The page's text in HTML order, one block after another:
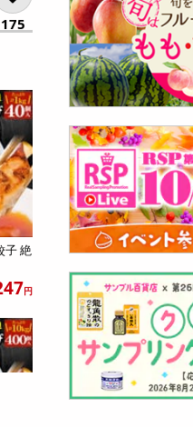
175
子 絶
円